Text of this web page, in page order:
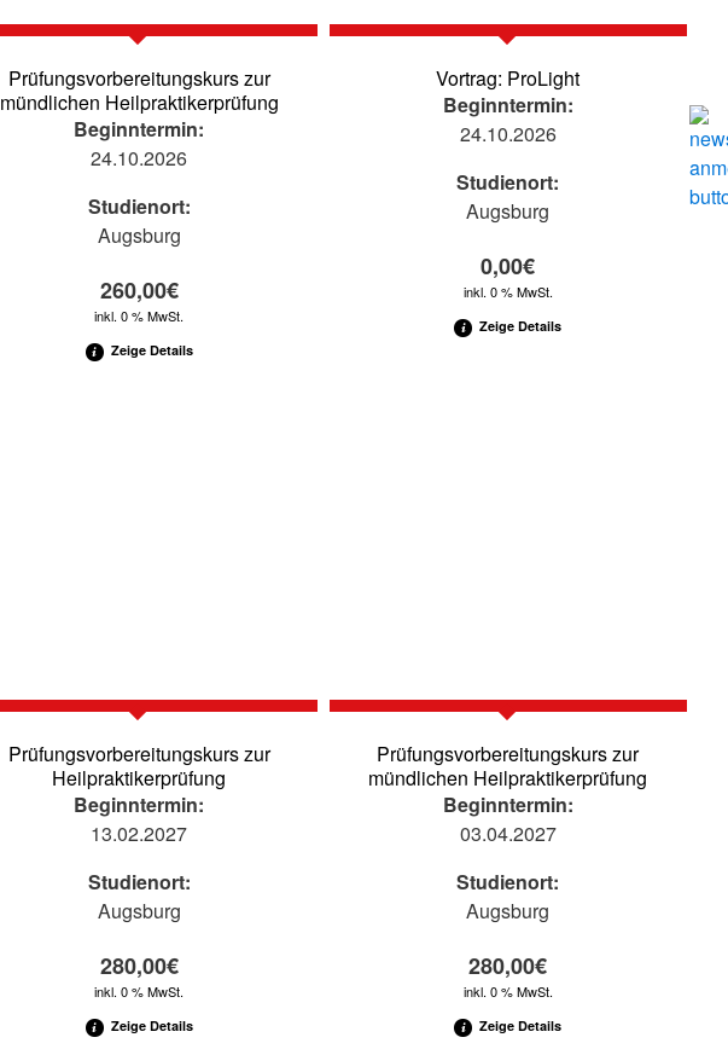
Prüfungsvorbereitungskurs zur
mündlichen Heilpraktikerprüfung
Beginntermin:
24.10.2026
Studienort:
Augsburg
260,00€
inkl. 0 % MwSt.
Zeige Details
Vortrag: ProLight
Beginntermin:
24.10.2026
Studienort:
Augsburg
0,00€
inkl. 0 % MwSt.
Zeige Details
Prüfungsvorbereitungskurs zur
Heilpraktikerprüfung
Beginntermin:
13.02.2027
Studienort:
Augsburg
280,00€
inkl. 0 % MwSt.
Zeige Details
Prüfungsvorbereitungskurs zur
mündlichen Heilpraktikerprüfung
Beginntermin:
03.04.2027
Studienort:
Augsburg
280,00€
inkl. 0 % MwSt.
Zeige Details